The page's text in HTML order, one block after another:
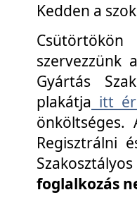
Kedden a
szervezzünk
Gyártás
plakátja itt
Regisztrálni
foglalkozás